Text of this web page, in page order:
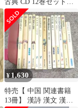
古典 CD 12巻セット
PHP研究所
¥ 1,630
特売【 中国 関連書籍
13冊】 漢詩 漢文 漢語